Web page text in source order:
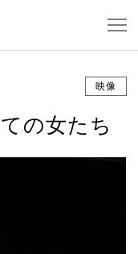
映像
の女たち